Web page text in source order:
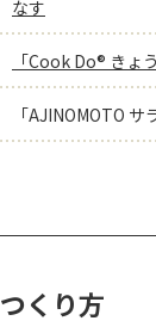
もっと見る
なす
「Cook Do® きょ
「AJINOMOTO サ
つくり方